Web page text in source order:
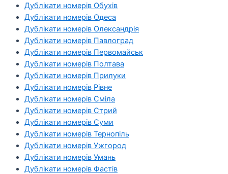
Дублікати номерів Обухів
Дублікати номерів Одеса
Дублікати номерів Олександрія
Дублікати номерів Павлоград
Дублікати номерів Первомайськ
Дублікати номерів Полтава
Дублікати номерів Прилуки
Дублікати номерів Рівне
Дублікати номерів Сміла
Дублікати номерів Стрий
Дублікати номерів Суми
Дублікати номерів Тернопіль
Дублікати номерів Ужгород
Дублікати номерів Умань
Дублікати номерів Фастів